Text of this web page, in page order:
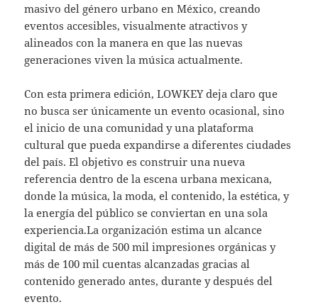
masivo del género urbano en México, creando
eventos accesibles, visualmente atractivos y
alineados con la manera en que las nuevas
generaciones viven la música actualmente.
Con esta primera edición, LOWKEY deja claro que
no busca ser únicamente un evento ocasional, sino
el inicio de una comunidad y una plataforma
cultural que pueda expandirse a diferentes ciudades
del país. El objetivo es construir una nueva
referencia dentro de la escena urbana mexicana,
donde la música, la moda, el contenido, la estética, y
la energía del público se conviertan en una sola
experiencia.La organización estima un alcance
digital de más de 500 mil impresiones orgánicas y
más de 100 mil cuentas alcanzadas gracias al
contenido generado antes, durante y después del
evento.